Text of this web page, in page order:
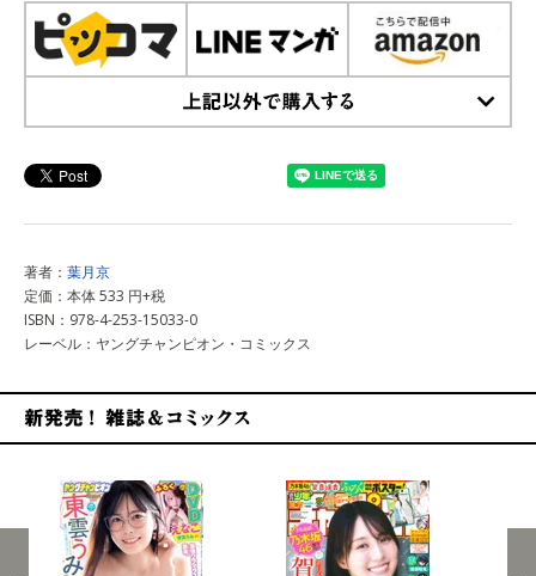
著者： 葉月京
定価：本体 533 円+税
ISBN：978-4-253-15033-0
レーベル：ヤングチャンピオン・コミックス